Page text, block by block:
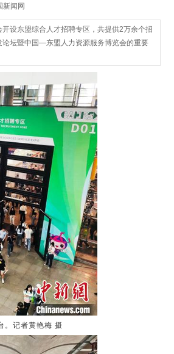
新闻网
设东盟综合人才招聘专区，共提供2万余个招
坛暨中国—东盟人力资源服务博览会的重要
。记者黄艳梅 摄